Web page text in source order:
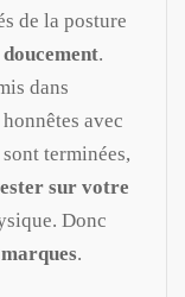
de la posture
.
dans
avec
terminées,
sur votre
Donc
.